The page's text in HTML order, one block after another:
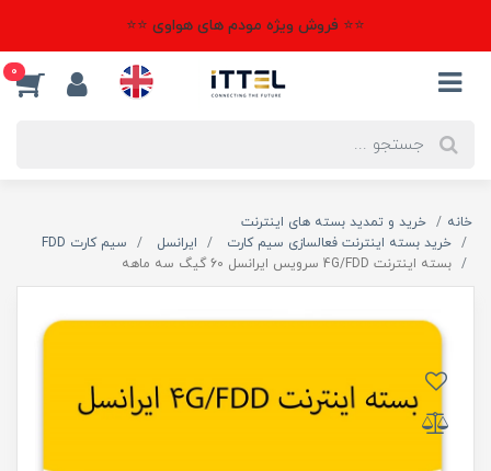
⭐⭐ فروش ویژه مودم های هواوی ⭐⭐
0
خانه
خرید و تمدید بسته های اینترنت
خرید بسته اینترنت فعالسازی سیم کارت
ایرانسل
سیم کارت FDD
بسته اینترنت 4G/FDD سرویس ایرانسل 60 گیگ سه ماهه